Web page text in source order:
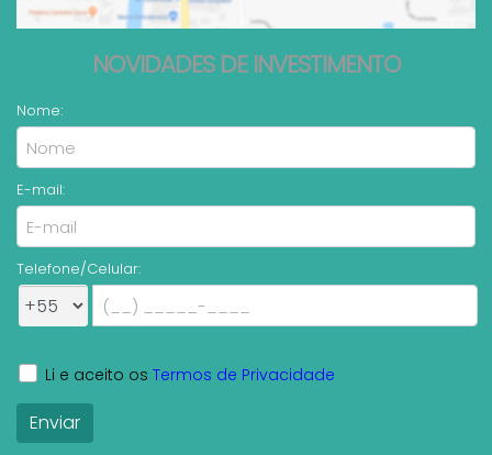
NOVIDADES DE INVESTIMENTO
Nome:
E-mail:
Telefone/Celular:
Li e aceito os Termos de Privacidade